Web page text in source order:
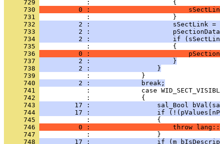
     729
     730
0 :
     731
     732
2 :                     sSectLink
     733
2 :
     734
2 :                     if
     735
     736
0 :
     737
          2 :                     }
     738
          2 :                 }
     739
     740
          2 :             break;
     741
     742
     743
17 :                 sal_Bool
     744
17 :                 if
     745
     746
0 :                     throw
     747
     748
17 :                 if